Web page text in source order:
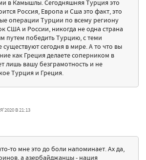
в Камышлы. Сегодняшняя Турция это
Россия, Европа и Сша это факт, это
операции Турции по всему региону
США и России, никогда не одна страна
путем победить Турцию, с теми
сегодня в мире. А то что вы
как Греция делаете соперником в
лишь вашу безграмотность и не
Турция и Греция.
В 21:13
то мне это до боли напоминает. Ах да,
а азербайджанцы - нация